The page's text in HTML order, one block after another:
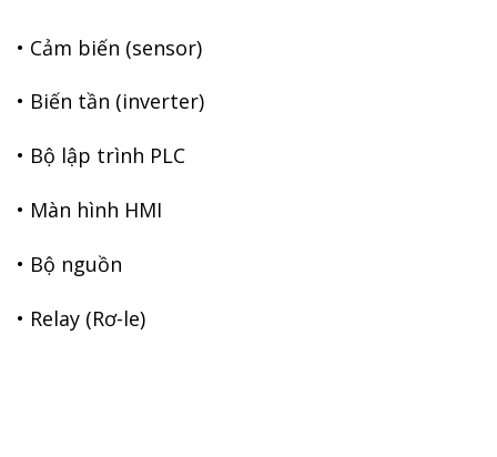
• Cảm biến (sensor)
• Biến tần (inverter)
• Bộ lập trình PLC
• Màn hình HMI
• Bộ nguồn
• Relay (Rơ-le)